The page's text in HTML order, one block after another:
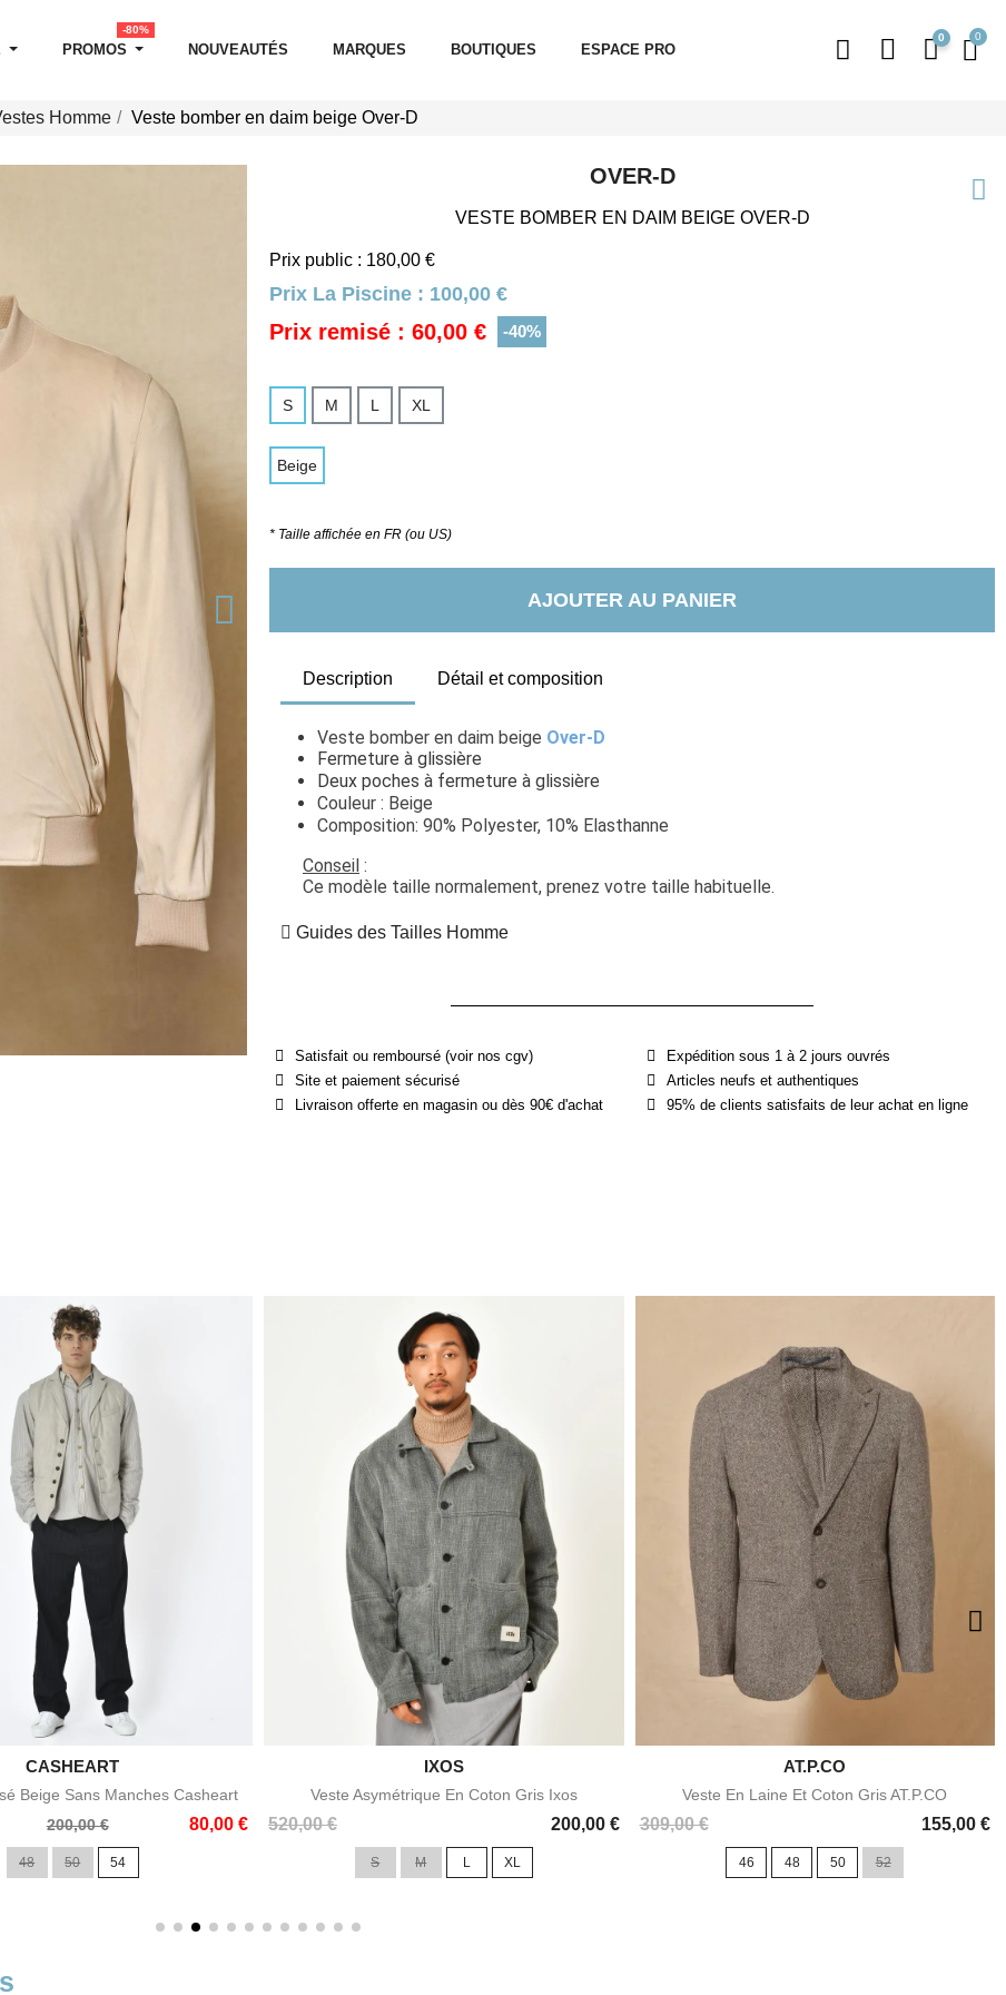
PROMOS
-80%
NOUVEAUTÉS MARQUES BOUTIQUES ESPACE PRO
0
Homme Veste bomber en daim beige Over-D
OVER-D
VESTE BOMBER EN DAIM BEIGE OVER-D
Prix public : 180,00 €
Prix La Piscine : 100,00 €
Prix remisé : 60,00 € -40%
S M L XL
Beige
* Taille affichée en FR (ou US)
AJOUTER AU PANIER
Description Détail et composition
Veste bomber en daim beige Over-D
Fermeture à glissière
Deux poches à fermeture à glissière
Couleur : Beige
Composition: 90% Polyester, 10% Elasthanne
Conseil :
Ce modèle taille normalement, prenez votre taille habituelle.
Guides des Tailles Homme
Satisfait ou remboursé (voir nos cgv)
Site et paiement sécurisé
Livraison offerte en magasin ou dès 90€ d'achat
Expédition sous 1 à 2 jours ouvrés
Articles neufs et authentiques
95% de clients satisfaits de leur achat en ligne
Aperçu rapide
CASHEART
Beige Sans Manches Casheart
200,00 € 80,00 €
48 50 54
Aperçu rapide
IXOS
Veste Asymétrique En Coton Gris Ixos
520,00 € 200,00 €
Prix
S M L XL
Aperçu rapide
AT.P.CO
Veste En Laine Et Coton Gris AT.P.CO
309,00 € 155,00 €
Prix
46 48 50 52